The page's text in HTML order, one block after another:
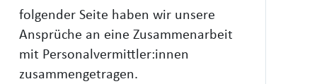
folgender Seite haben wir unsere
Ansprüche an eine Zusammenarbeit
mit Personalvermittler:innen
zusammengetragen.